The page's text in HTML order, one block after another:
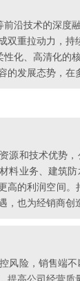
沿技术的深度
双重拉动力，
性化、高清化的
的发展态势，
源和技术优势
料业务、建筑
高的利润空间
，也为经销商创
风险，销售端